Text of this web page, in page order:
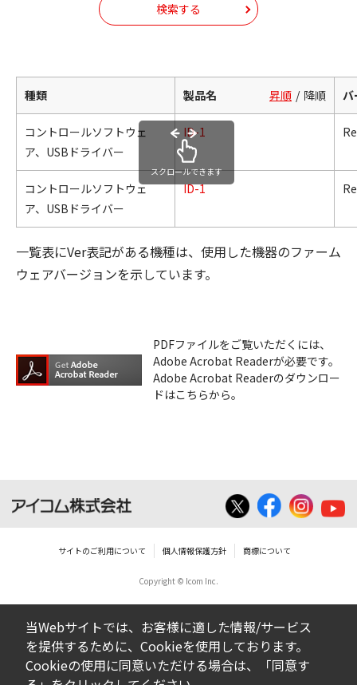
検索する
種類 製品名 昇順 降順 バ
コントロールソフトウェ
ア、USBドライバー
ID-1
コントロールソフトウェ
ア、USBドライバー
ID-1
スクロールできます
一覧表にVer表記がある機種は、使用した機器のファーム
ウェアバージョンを示しています。
PDFファイルをご覧いただくには、
Adobe Acrobat Readerが必要です。
Adobe Acrobat Readerのダウンロー
ドはこちらから。
サイトのご利用について 個人情報保護方針 商標について
Copyright © Icom Inc.
当Webサイトでは、お客様に適した情報/サービス
を提供するために、Cookieを使用しております。
Cookieの使用に同意いただける場合は、「同意す